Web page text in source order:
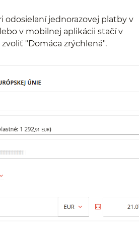
odosielaní jednorazovej platby v
v mobilnej aplikácii stačí v
"Domáca zrýchlená".